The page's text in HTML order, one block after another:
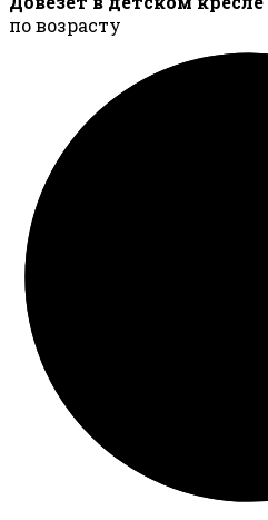
по возрасту